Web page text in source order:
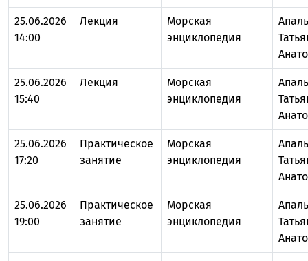
25.06.2026
14:00
Лекция
Морская
энциклопедия
25.06.2026
15:40
Лекция
Морская
энциклопедия
25.06.2026
17:20
Практическое
занятие
Морская
энциклопедия
25.06.2026
19:00
Практическое
занятие
Морская
энциклопедия